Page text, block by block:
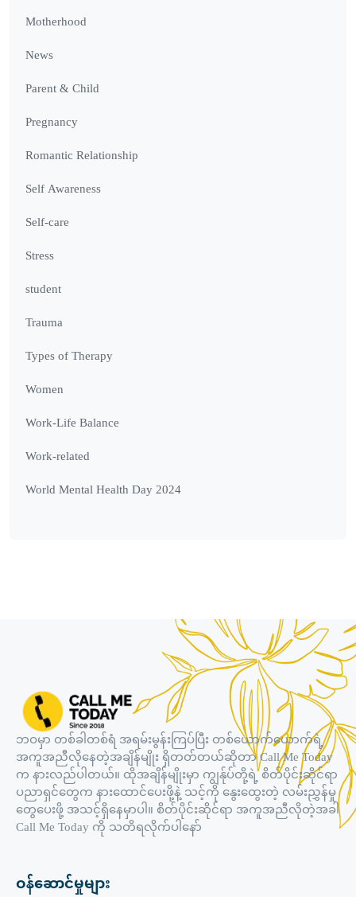
Motherhood
News
Parent & Child
Pregnancy
Romantic Relationship
Self Awareness
Self-care
Stress
student
Trauma
Types of Therapy
Women
Work-Life Balance
Work-related
World Mental Health Day 2024
ဘဝမှာ တစ်ခါတစ်ရံ အရမ်းမွန်းကြပ်ပြီး တစ်ယောက်ယောက်ရဲ့
အကူအညီလိုနေတဲ့အချိန်မျိုး ရှိတတ်တယ်ဆိုတာ Call Me Today
က နားလည်ပါတယ်။ ထိုအချိန်မျိုးမှာ ကျွန်ုပ်တို့ရဲ့ စိတ်ပိုင်းဆိုင်ရာ
ပညာရှင်တွေက နားထောင်ပေးဖို့နဲ့ သင့်ကို နွေးထွေးတဲ့ လမ်းညွှန်မှု
တွေပေးဖို့ အသင့်ရှိနေမှာပါ။ စိတ်ပိုင်းဆိုင်ရာ အကူအညီလိုတဲ့အခါ
Call Me Today ကို သတိရလိုက်ပါနော်
ဝန်ဆောင်မှုများ